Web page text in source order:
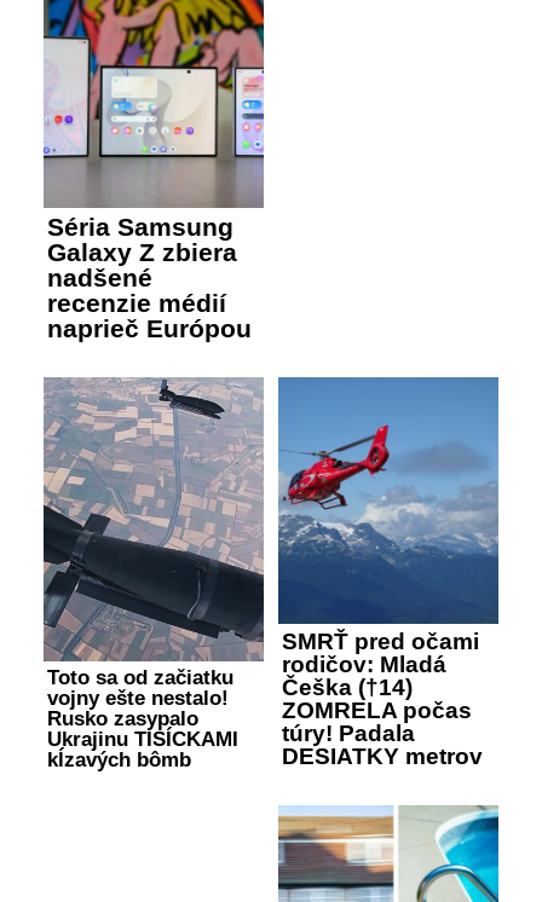
Séria Samsung
Galaxy Z zbiera
nadšené
recenzie médií
naprieč Európou
Toto sa od začiatku
vojny ešte nestalo!
Rusko zasypalo
Ukrajinu TISÍCKAMI
kĺzavých bômb
SMRŤ pred očami
rodičov: Mladá
Češka (†14)
ZOMRELA počas
túry! Padala
DESIATKY metrov